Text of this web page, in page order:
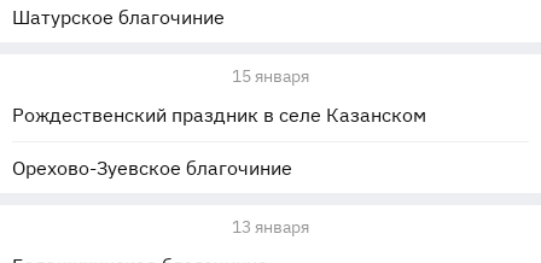
Шатурское благочиние
15 января
Рождественский праздник в селе Казанском
Орехово-Зуевское благочиние
13 января